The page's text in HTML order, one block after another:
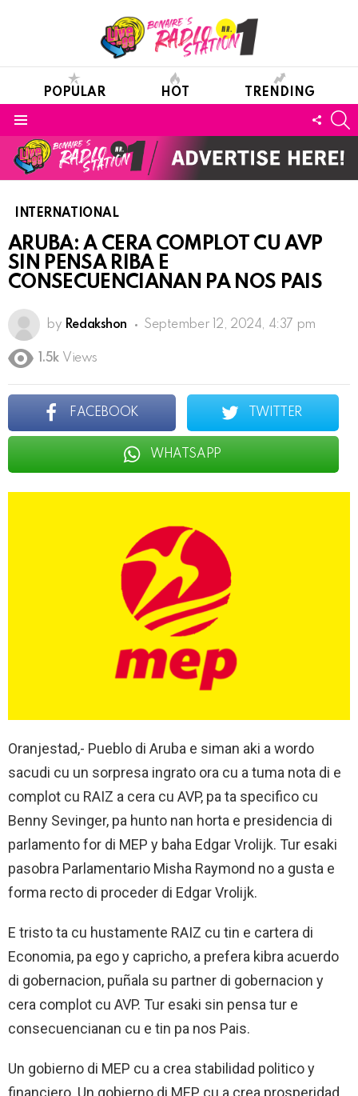
POPULAR HOT TRENDING
INTERNATIONAL
ARUBA: A CERA COMPLOT CU AVP
SIN PENSA RIBA E
CONSECUENCIANAN PA NOS PAIS
by Redakshon September 12, 2024, 4:37 pm
1.5k Views
FACEBOOK TWITTER
WHATSAPP
Oranjestad,- Pueblo di Aruba e siman aki a wordo
sacudi cu un sorpresa ingrato ora cu a tuma nota di e
complot cu RAIZ a cera cu AVP, pa ta specifico cu
Benny Sevinger, pa hunto nan horta e presidencia di
parlamento for di MEP y baha Edgar Vrolijk. Tur esaki
pasobra Parlamentario Misha Raymond no a gusta e
forma recto di proceder di Edgar Vrolijk.
E tristo ta cu hustamente RAIZ cu tin e cartera di
Economia, pa ego y capricho, a prefera kibra acuerdo
di gobernacion, puñala su partner di gobernacion y
cera complot cu AVP. Tur esaki sin pensa tur e
consecuencianan cu e tin pa nos Pais.
Un gobierno di MEP cu a crea stabilidad politico y
financiero. Un gobierno di MEP cu a crea prosperidad